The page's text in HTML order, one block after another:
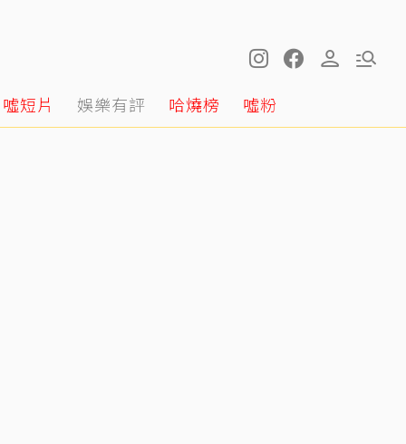
噓短片 娛樂有評 哈燒榜 噓粉